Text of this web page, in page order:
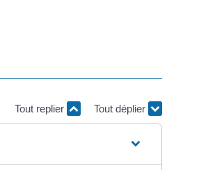
Tout replier Tout déplier